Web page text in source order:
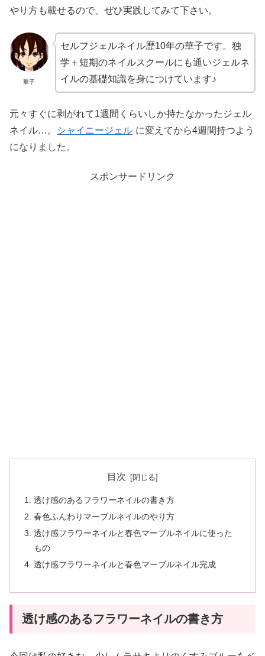
やり方も載せるので、ぜひ実践してみて下さい。
華子
セルフジェルネイル歴10年の華子です。独
学＋短期のネイルスクールにも通いジェルネ
イルの基礎知識を身につけています♪
元々すぐに剥がれて1週間くらいしか持たなかったジェル
ネイル…。
シャイニージェル に変えてから4週間持つよう
になりました。
スポンサードリンク
目次
透け感のあるフラワーネイルの書き方
春色ふんわりマーブルネイルのやり方
透け感フラワーネイルと春色マーブルネイルに使った
もの
透け感フラワーネイルと春色マーブルネイル完成
透け感のあるフラワーネイルの書き方